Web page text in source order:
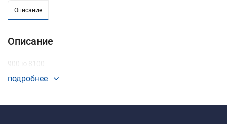
Описание
Описание
900 ю 8100
подробнее